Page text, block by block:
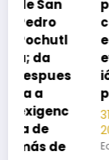
por su
calidad
en
evaluac
ión a
policías
31 enero,
2026
Editor